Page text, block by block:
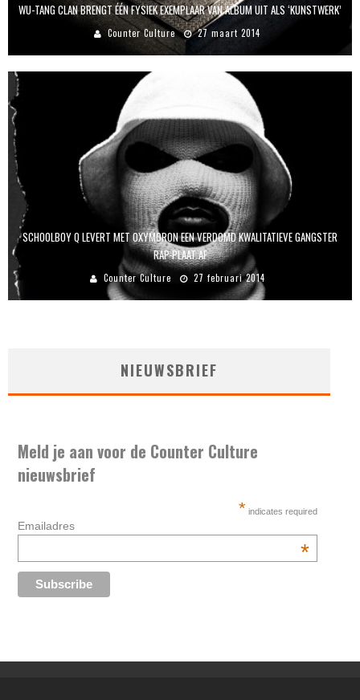
WU-TANG CLAN BRENGT ÉÉN FYSIEK EXEMPLAAR VAN ALBUM UIT ALS ‘KUNSTWERK’
Counter Culture 27 maart 2014
SCHOOLBOY Q LEVERT MET OXYMORON EEN VERDOMD KWALITATIEVE GANGSTER
RAP-PLAAT AF
Counter Culture 27 februari 2014
NIEUWSBRIEF
Meld je aan voor de Counter Culture
nieuwsbrief
* indicates required
Emailadres
*